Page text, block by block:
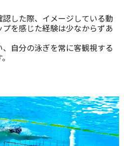
した際、イメージしている動
を感じた経験は少なからずあ
自分の泳ぎを常に客観視する